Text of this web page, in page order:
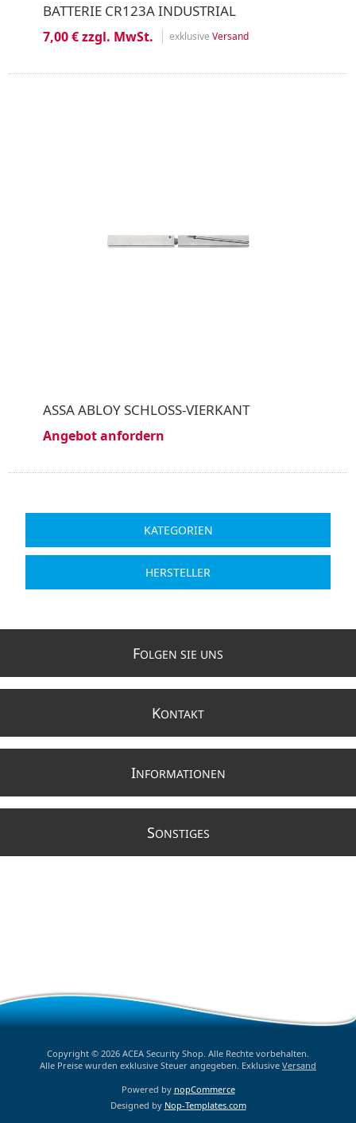
BATTERIE CR123A INDUSTRIAL
7,00 € zzgl. MwSt. exklusive Versand
ASSA ABLOY SCHLOSS-VIERKANT
Angebot anfordern
KATEGORIEN
HERSTELLER
FOLGEN SIE UNS
KONTAKT
INFORMATIONEN
SONSTIGES
Copyright © 2026 ACEA Security Shop. Alle Rechte vorbehalten.
Alle Preise wurden exklusive Steuer angegeben. Exklusive Versand
Powered by nopCommerce
Designed by Nop-Templates.com